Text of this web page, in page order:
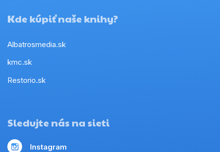
Kde kúpiť naše knihy?
Albatrosmedia.sk
kmc.sk
Restorio.sk
Sledujte nás na sieti
Instagram